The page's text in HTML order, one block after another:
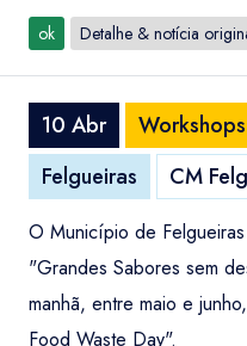
ok Detalhe & notícia
10 Abr
Felgueiras
CM
O Município de
"Grandes Sabores sem
manhã, entre maio e
Food Waste Day".